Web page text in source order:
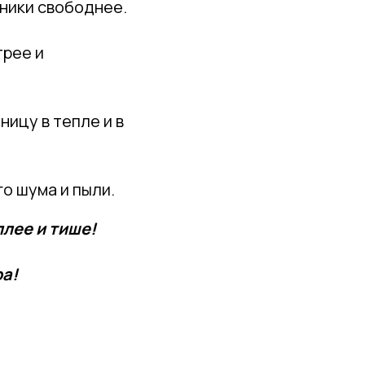
свободнее.
и
в тепле и в
шума и пыли.
и тише!